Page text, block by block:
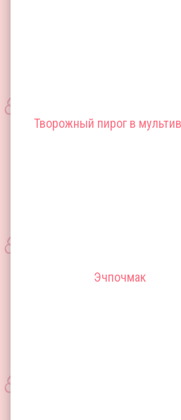
Творожный пирог в
Эчпочмак